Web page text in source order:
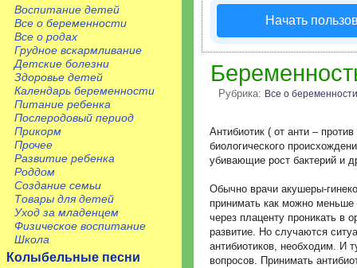
Воспитание детей
Все о беременности
Все о родах
Грудное вскармливание
Детские болезни
Здоровье детей
Календарь беременности
Питание ребенка
Послеродовый период
Прикорм
Прочее
Развитие ребенка
Роддом
Создание семьи
Товары для детей
Уход за младенцем
Физическое воспитание
Школа
Колыбельные песни
Начать
Рубрика: Все о беременности
Антибиотик ( от анти –
биологического
убивающие рост бактерий и
Обычно врачи акушеры-
принимать как можно меньше
через плаценту проникать в
развитие. Но случаются
антибиотиков, необходим. И
вопросов. Принимать